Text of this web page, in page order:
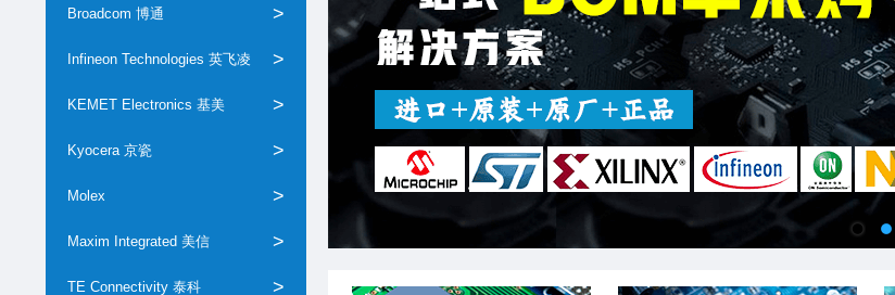
Broadcom 博通 >
Infineon Technologies 英飞凌 >
KEMET Electronics 基美 >
Kyocera 京瓷 >
Molex >
Maxim Integrated 美信 >
TE Connectivity 泰科 >